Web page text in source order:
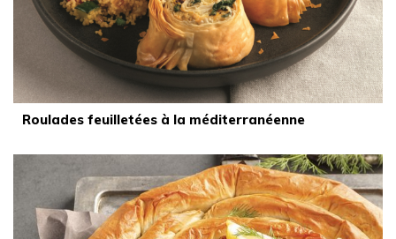
Roulades feuilletées à la méditerranéenne